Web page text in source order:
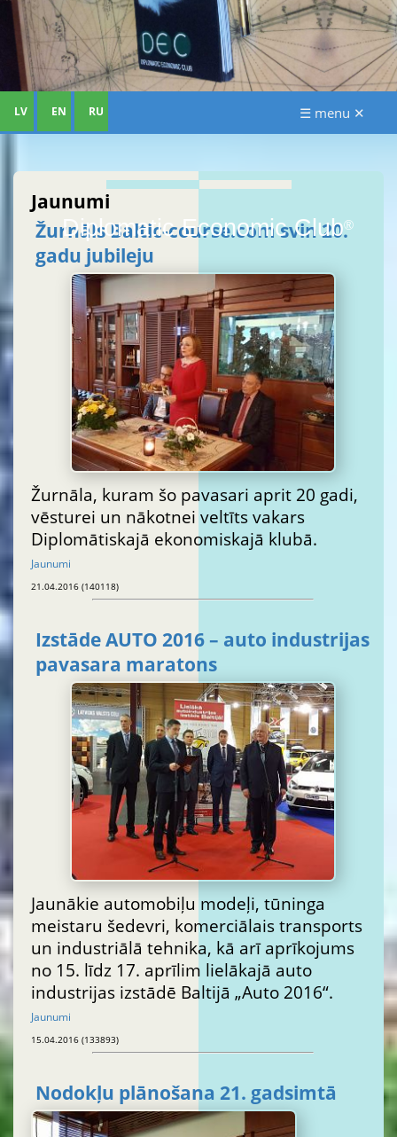
Diplomatic Economic Club®
LV EN RU ☰ menu ✕
Jaunumi
Žurnāls Baltic-course.com svin 20.
gadu jubileju
Žurnāla, kuram šo pavasari aprit 20 gadi,
vēsturei un nākotnei veltīts vakars
Diplomātiskajā ekonomiskajā klubā.
Jaunumi
21.04.2016 (140118)
Izstāde AUTO 2016 – auto industrijas
pavasara maratons
Jaunākie automobiļu modeļi, tūninga
meistaru šedevri, komerciālais transports
un industriālā tehnika, kā arī aprīkojums
no 15. līdz 17. aprīlim lielākajā auto
industrijas izstādē Baltijā „Auto 2016“.
Jaunumi
15.04.2016 (133893)
Nodokļu plānošana 21. gadsimtā